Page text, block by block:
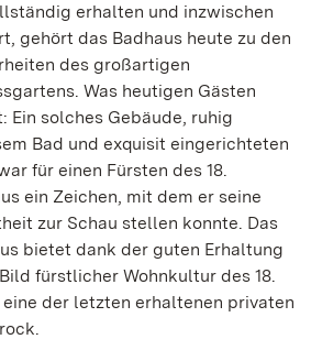
erhalten und inzwischen
gehört das Badhaus heute zu den
des großartigen
Was heutigen Gästen
Ein solches Gebäude, ruhig
Bad und exquisit eingerichteten
für einen Fürsten des 18.
ein Zeichen, mit dem er seine
zur Schau stellen konnte. Das
bietet dank der guten Erhaltung
fürstlicher Wohnkultur des 18.
der letzten erhaltenen privaten